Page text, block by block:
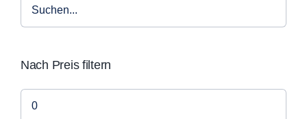
Nach Preis filtern